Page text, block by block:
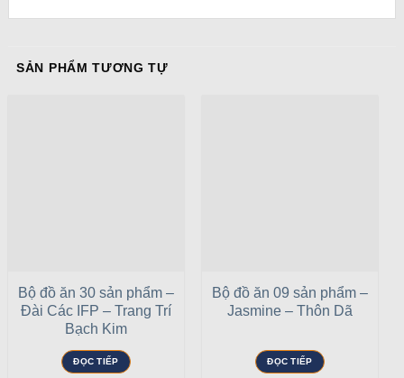
SẢN PHẨM TƯƠNG TỰ
Bộ đồ ăn 30 sản phẩm –
Đài Các IFP – Trang Trí
Bạch Kim
ĐỌC TIẾP
Bộ đồ ăn 09 sản phẩm –
Jasmine – Thôn Dã
ĐỌC TIẾP